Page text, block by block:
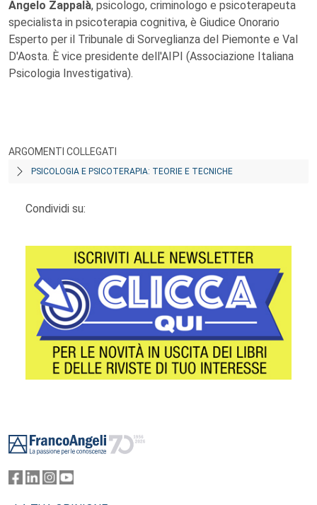
Angelo Zappalà, psicologo, criminologo e psicoterapeuta
specialista in psicoterapia cognitiva, è Giudice Onorario
Esperto per il Tribunale di Sorveglianza del Piemonte e Val
D'Aosta. È vice presidente dell'AIPI (Associazione Italiana
Psicologia Investigativa).
ARGOMENTI COLLEGATI
PSICOLOGIA E PSICOTERAPIA: TEORIE E TECNICHE
Condividi su: